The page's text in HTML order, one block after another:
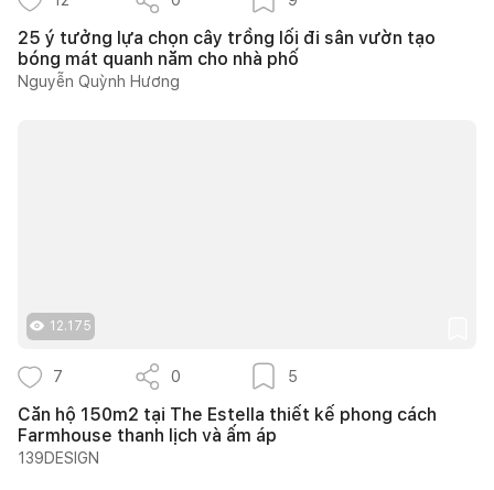
25 ý tưởng lựa chọn cây trồng lối đi sân vườn tạo
bóng mát quanh năm cho nhà phố
Nguyễn Quỳnh Hương
12.175
7 0 5
Căn hộ 150m2 tại The Estella thiết kế phong cách
Farmhouse thanh lịch và ấm áp
139DESIGN